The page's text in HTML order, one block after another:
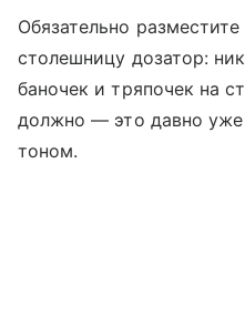
Обязательно
столешницу дозатор:
баночек и тряпочек на
должно — это давно уже
тоном.